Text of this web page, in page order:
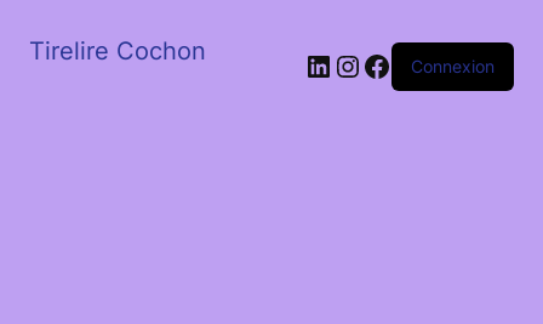
Tirelire Cochon LinkedIn
Instagram
Facebook
Connexion